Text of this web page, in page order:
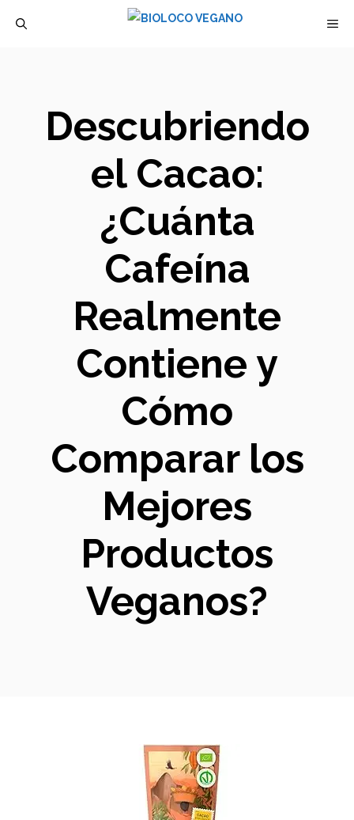
Descubriendo
el Cacao:
¿Cuánta
Cafeína
Realmente
Contiene y
Cómo
Comparar los
Mejores
Productos
Veganos?